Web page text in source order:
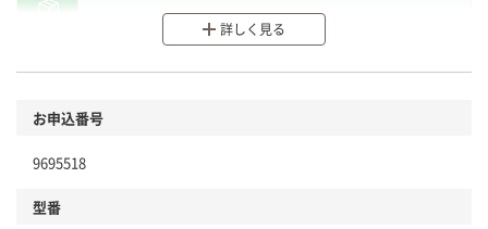
分別・リサイクルしやすい設計
本体
詳しく見る
お申込番号
9695518
型番